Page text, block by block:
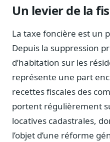
Public Sénat, ONG, cabinets
Qui sommes-nous
Méthode, valeurs et équipe
Charte IA
Fiabilité, souveraineté,
Sécurité
Hébergement européen,
Presse
Kit média, contacts
Un levier de la
La taxe foncière est un
Depuis la suppression
d’habitation sur les
représente une part
recettes fiscales des
portent régulièrement
locatives cadastrales,
l’objet d’une réforme